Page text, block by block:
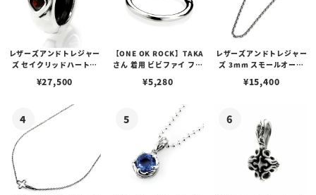
レザーズアンドトレジャー
ズ セイクリッドハートピ
¥27,500
【ONE OK ROCK】TAKA
さん 着用 ビビファイ フー
¥5,280
レザーズアンドトレジャー
ズ 3mm スモールオーバ
ブスタークラスプ＆LTロ
¥15,400